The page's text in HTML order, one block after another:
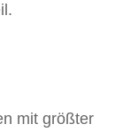
mit größter